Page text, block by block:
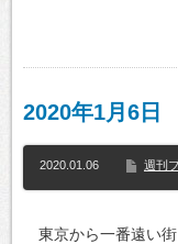
2020年1月6日
2020.01.06 週刊
東京から一番遠い